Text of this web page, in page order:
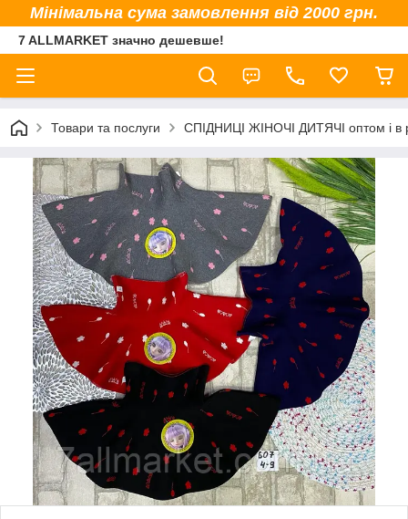
Мінімальна сума замовлення від 2000 грн.
7 ALLMARKET значно дешевше!
Товари та послуги СПІДНИЦІ ЖІНОЧІ ДИТЯЧІ оптом і в